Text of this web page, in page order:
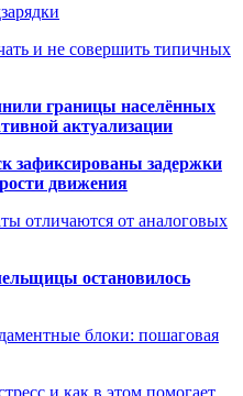
и не совершить типичных
границы населённых
актуализации
зафиксированы задержки
движения
отличаются от аналоговых
остановилось
блоки: пошаговая
и как в этом помогает